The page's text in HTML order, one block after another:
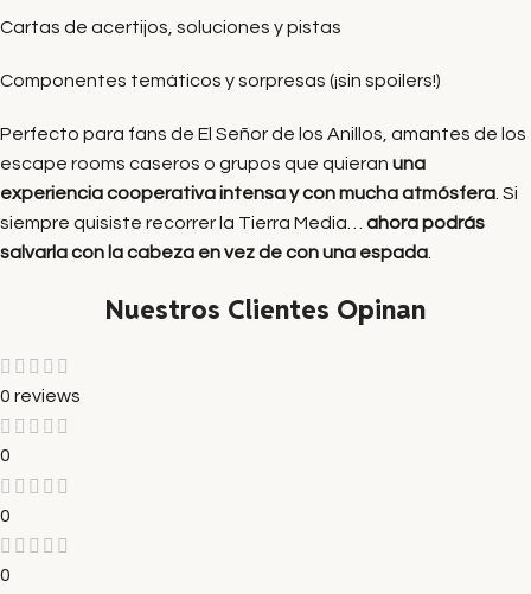
Cartas de acertijos, soluciones y pistas
Componentes temáticos y sorpresas (¡sin spoilers!)
Perfecto para fans de El Señor de los Anillos, amantes de los
escape rooms caseros o grupos que quieran una
experiencia cooperativa intensa y con mucha atmósfera . Si
siempre quisiste recorrer la Tierra Media… ahora podrás
salvarla con la cabeza en vez de con una espada
Nuestros Clientes Opinan
0 reviews
0
0
0